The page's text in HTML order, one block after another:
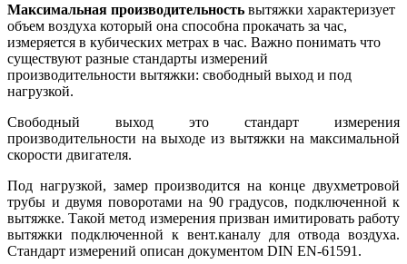
Максимальная производительность вытяжки характеризует
объем воздуха который она способна прокачать за час,
измеряется в кубических метрах в час. Важно понимать что
существуют разные стандарты измерений
производительности вытяжки: свободный выход и под
нагрузкой.
Свободный выход это стандарт измерения
производительности на выходе из вытяжки на максимальной
скорости двигателя.
Под нагрузкой, замер производится на конце двухметровой
трубы и двумя поворотами на 90 градусов, подключенной к
вытяжке. Такой метод измерения призван имитировать работу
вытяжки подключенной к вент.каналу для отвода воздуха.
Стандарт измерений описан документом DIN EN-61591.